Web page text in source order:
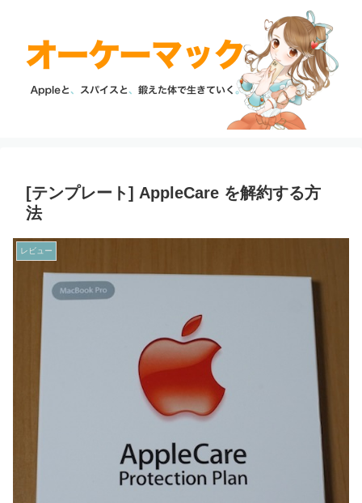
[テンプレート] AppleCare を解約する方
法
レビュー